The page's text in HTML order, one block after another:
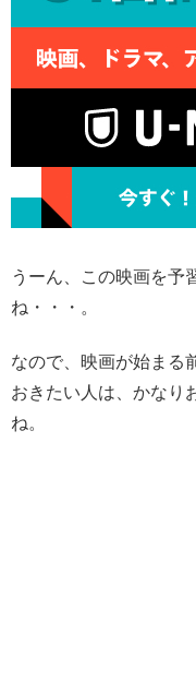
うーん、この映画を予
ね・・・。
なので、映画が始まる
おきたい人は、かなり
ね。